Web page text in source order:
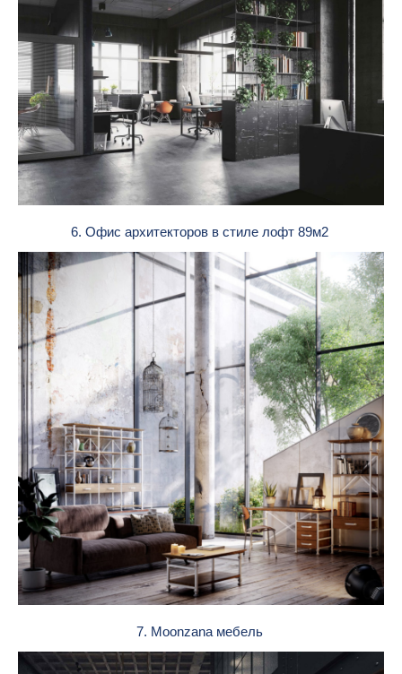
6. Офис архитекторов в стиле лофт 89м2
7. Moonzana мебель